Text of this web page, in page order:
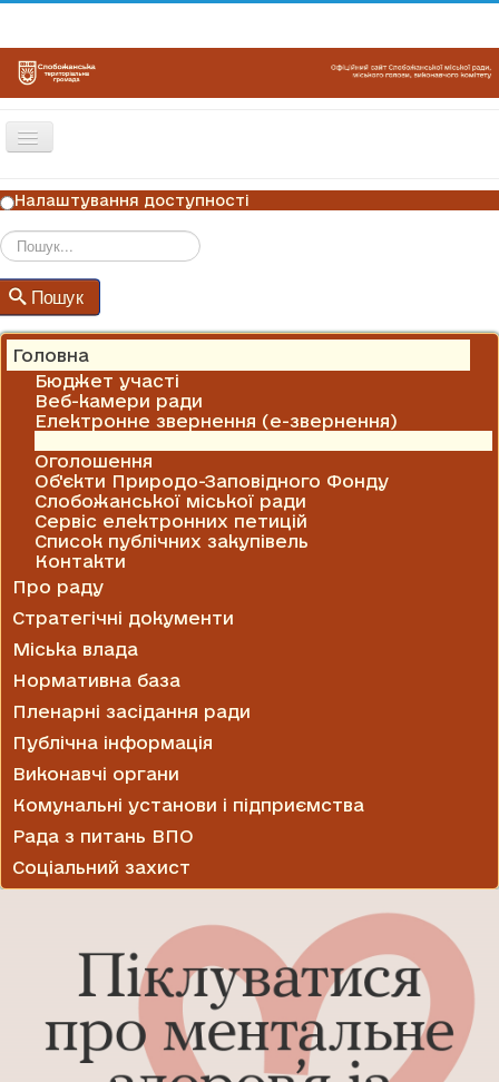
Перемикач
ГОЛОВНА
НОВИНИ
ОГОЛОШЕННЯ
ГРАФІКИ ПРИЙОМУ
КОНТАКТИ
Налаштування доступності
Пошук
Головна
Бюджет участі
Веб-камери ради
Електронне звернення (е-звернення)
Оголошення
Об'єкти Природо-Заповідного Фонду
Слобожанської міської ради
Сервіс електронних петицій
Список публічних закупівель
Контакти
Про раду
Стратегічні документи
Міська влада
Нормативна база
Пленарні засідання ради
Публічна інформація
Виконавчі органи
Комунальні установи і підприємства
Рада з питань ВПО
Соціальний захист